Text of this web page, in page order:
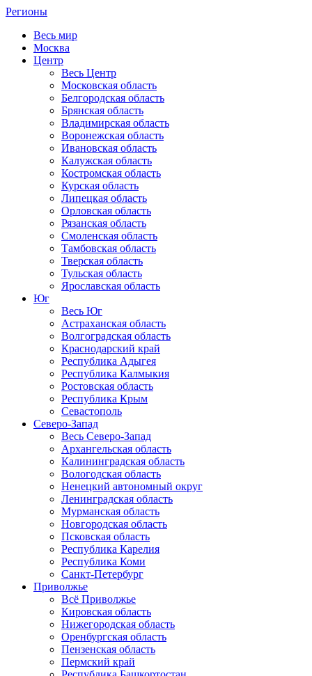
Регионы
Весь мир
Москва
Центр
Весь Центр
Московская область
Белгородская область
Брянская область
Владимирская область
Воронежская область
Ивановская область
Калужская область
Костромская область
Курская область
Липецкая область
Орловская область
Рязанская область
Смоленская область
Тамбовская область
Тверская область
Тульская область
Ярославская область
Юг
Весь Юг
Астраханская область
Волгоградская область
Краснодарский край
Республика Адыгея
Республика Калмыкия
Ростовская область
Республика Крым
Севастополь
Северо-Запад
Весь Северо-Запад
Архангельская область
Калининградская область
Вологодская область
Ненецкий автономный округ
Ленинградская область
Мурманская область
Новгородская область
Псковская область
Республика Карелия
Республика Коми
Санкт-Петербург
Приволжье
Всё Приволжье
Кировская область
Нижегородская область
Оренбургская область
Пензенская область
Пермский край